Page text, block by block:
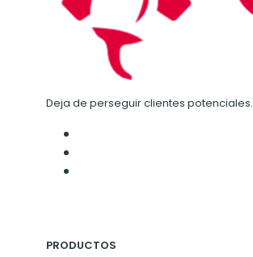
Deja de perseguir clientes potenciales.
PRODUCTOS